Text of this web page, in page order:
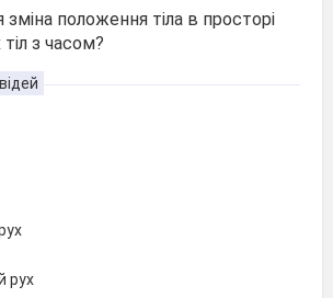
положення тіла в просторі
з часом?
рух